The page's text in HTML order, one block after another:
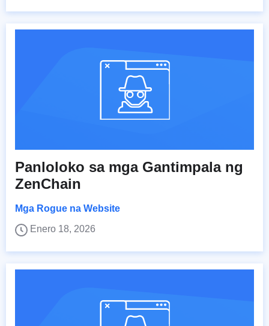
Panloloko sa mga Gantimpala ng
ZenChain
Mga Rogue na Website
Enero 18, 2026